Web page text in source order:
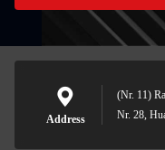
Address
(Nr. 11)
Nr. 28,